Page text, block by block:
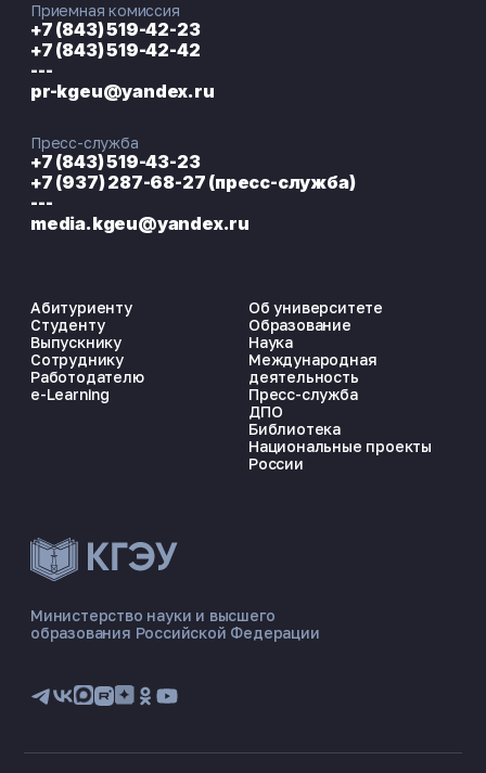
ЭНЕРГОКОД — ПОМОЩНИК КГЭУ
📋 Приёмная комиссия
🏠 Общежитие
Министерство науки и высшего
образования Российской Федерации
Абитуриенту
Студенту
Выпускнику
Сотруднику
Работодателю
e-Learning
Об университете
Образование
Наука
Международная
деятельность
Пресс-служба
ДПО
Библиотека
Национальные проекты
России
Приемная комиссия
+7 (843) 519-42-23
+7 (843) 519-42-42
---
pr-kgeu@yandex.ru
Пресс-служба
+7 (843) 519-43-23
+7 (937) 287-68-27 (пресс-служба)
---
media.kgeu@yandex.ru